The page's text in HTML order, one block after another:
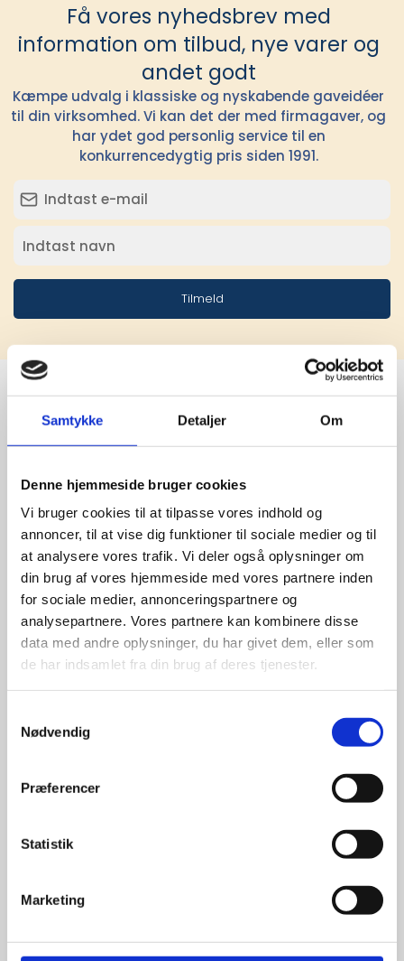
Samtykke Detaljer Om
Denne hjemmeside bruger cookies
Vi bruger cookies til at tilpasse vores indhold og
annoncer, til at vise dig funktioner til sociale medier og til
at analysere vores trafik. Vi deler også oplysninger om
din brug af vores hjemmeside med vores partnere inden
for sociale medier, annonceringspartnere og
analysepartnere. Vores partnere kan kombinere disse
data med andre oplysninger, du har givet dem, eller som
de har indsamlet fra din brug af deres tjenester.
Nødvendig
Præferencer
Statistik
Marketing
Få vores nyhedsbrev med
information om tilbud, nye varer og
andet godt
Kæmpe udvalg i klassiske og nyskabende gaveidéer
til din virksomhed. Vi kan det der med firmagaver, og
har ydet god personlig service til en
konkurrencedygtig pris siden 1991.
Tilmeld
Stærke
leverandører
giver større
udvalg
For at sikre høj kvalitet og stor
leveringssikkerhed samarbejder vi
med de største og mest
anerkendte leverandører inden for
idé til et konkret produkt, eller et